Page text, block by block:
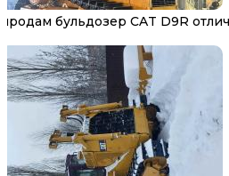
продам бульдозер CAT D9R